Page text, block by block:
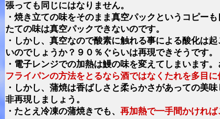
張っても同じにはなりません。
・焼き立ての味をそのまま真空パックというコピー
たての味は真空パックできないのです。
・しかし、真空なので酸素に触れる事による酸化は
いのでしょうか？９０％ぐらいは再現できそうです。
・電子レンジでの加熱は鰻の味を変えてしまいます
フライパンの方法をとるなら酒ではなくたれを多目
・しかし、蒲焼は香ばしさと柔らかさがあっての美
非再現しましょう。
・たとえ冷凍の蒲焼きでも、 再加熱で一手間かけれ